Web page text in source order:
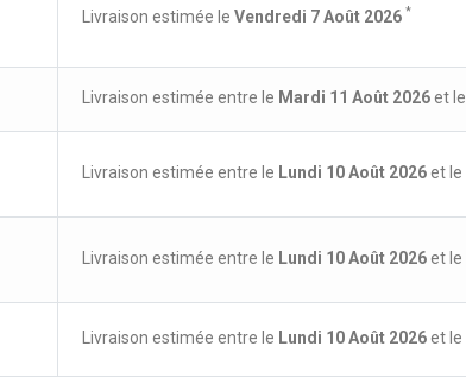
Livraison estimée le Vendredi 7 Août 2026 *
Livraison estimée entre le Mardi 11 Août 2026et le
Livraison estimée entre le Lundi 10 Août 2026et le
Livraison estimée entre le Lundi 10 Août 2026et le
Livraison estimée entre le Lundi 10 Août 2026et le